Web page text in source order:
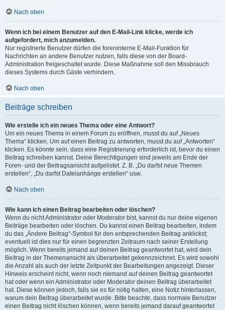
Nach oben
Wenn ich bei einem Benutzer auf den E-Mail-Link klicke, werde ich
aufgefordert, mich anzumelden.
Nur registrierte Benutzer dürfen die foreninterne E-Mail-Funktion für
Nachrichten an andere Benutzer nutzen, falls diese von der Board-
Administration freigeschaltet wurde. Diese Maßnahme soll den Missbrauch
dieses Systems durch Gäste verhindern.
Nach oben
Beiträge schreiben
Wie erstelle ich ein neues Thema oder eine Antwort?
Um ein neues Thema in einem Forum zu eröffnen, musst du auf „Neues
Thema“ klicken. Um auf einen Beitrag zu antworten, musst du auf „Antworten“
klicken. Es könnte sein, dass eine Registrierung erforderlich ist, bevor du einen
Beitrag schreiben kannst. Deine Berechtigungen sind jeweils am Ende der
Foren- und der Beitragsansicht aufgelistet. Z. B. „Du darfst neue Themen
erstellen“, „Du darfst Dateianhänge erstellen“ usw.
Nach oben
Wie kann ich einen Beitrag bearbeiten oder löschen?
Wenn du nicht Administrator oder Moderator bist, kannst du nur deine eigenen
Beiträge bearbeiten oder löschen. Du kannst einen Beitrag bearbeiten, indem
du das „Ändere Beitrag“-Symbol für den entsprechenden Beitrag anklickst;
eventuell ist dies nur für einen begrenzten Zeitraum nach seiner Erstellung
möglich. Wenn bereits jemand auf deinen Beitrag geantwortet hat, wird dein
Beitrag in der Themenansicht als überarbeitet gekennzeichnet. Es wird sowohl
die Anzahl als auch der letzte Zeitpunkt der Bearbeitungen angezeigt. Dieser
Hinweis erscheint nicht, wenn noch niemand auf deinen Beitrag geantwortet
hat oder wenn ein Administrator oder Moderator deinen Beitrag überarbeitet
hat. Diese können jedoch, falls sie es für nötig halten, eine Notiz hinterlassen,
warum dein Beitrag überarbeitet wurde. Bitte beachte, dass normale Benutzer
einen Beitrag nicht löschen können, wenn bereits jemand darauf geantwortet